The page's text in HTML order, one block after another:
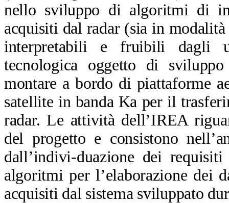
nello sviluppo di algoritmi di
acquisiti dal radar (sia in
interpretabili e fruibili dagli
tecnologica oggetto di
montare a bordo di piattaforme
satellite in banda Ka per il
radar. Le attività dell’IREA
del progetto e consistono
dall’indivi-duazione dei
algoritmi per l’elaborazione dei
acquisiti dal sistema sviluppato